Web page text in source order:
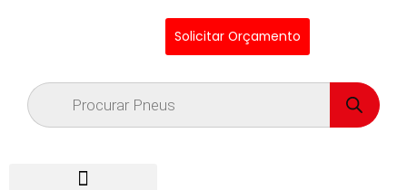
Solicitar Orçamento